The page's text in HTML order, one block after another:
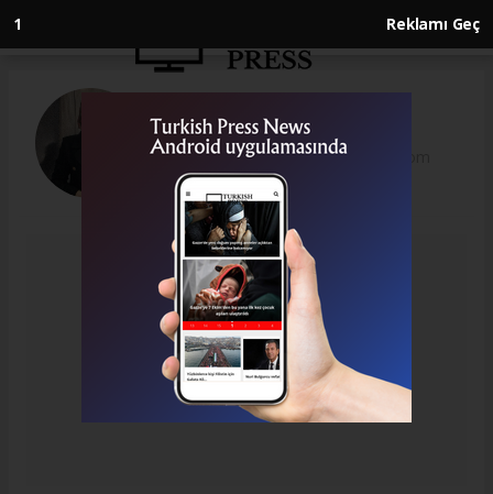
1 Reklamı Geç
Aslıhan Toksoy
aslihantokaslihan@gmail.com